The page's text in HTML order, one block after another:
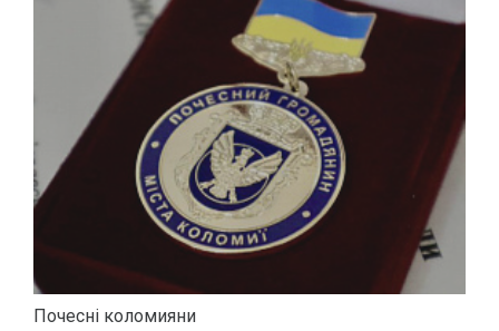
Почесні коломияни